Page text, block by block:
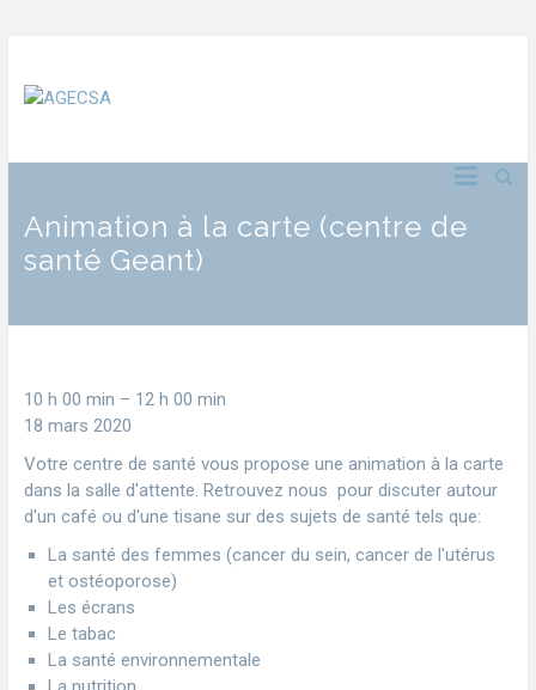
Animation à la carte (centre de
santé Geant)
10 h 00 min – 12 h 00 min
18 mars 2020
Votre centre de santé vous propose une animation à la carte
dans la salle d'attente. Retrouvez nous pour discuter autour
d'un café ou d'une tisane sur des sujets de santé tels que:
La santé des femmes (cancer du sein, cancer de l'utérus
et ostéoporose)
Les écrans
Le tabac
La santé environnementale